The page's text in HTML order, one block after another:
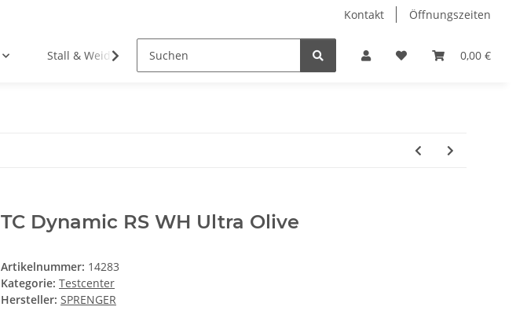
Kontakt Öffnungszeiten
0,00 €
Stall & Weide Hobby Horse Dienstleistungen Geschenkartikel &
TC Dynamic RS WH Ultra Olive
Artikelnummer: 14283
Kategorie: Testcenter
Hersteller: SPRENGER